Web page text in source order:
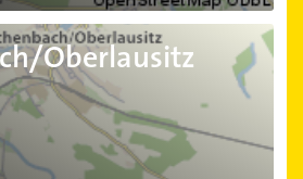
Oberlausitz